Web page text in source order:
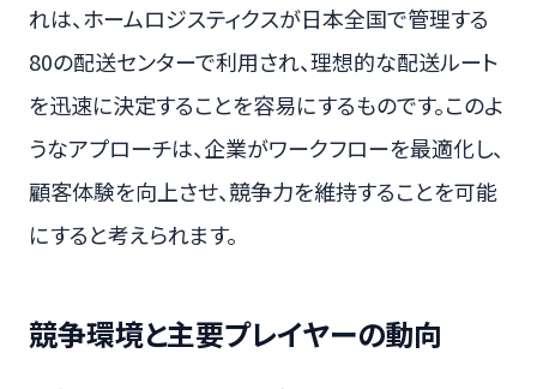
れは、ホームロジスティクスが日本全国で管理する
80の配送センターで利用され、理想的な配送ルート
を迅速に決定することを容易にするものです。このよ
うなアプローチは、企業がワークフローを最適化し、
顧客体験を向上させ、競争力を維持することを可能
にすると考えられます。
競争環境と主要プレイヤーの動向